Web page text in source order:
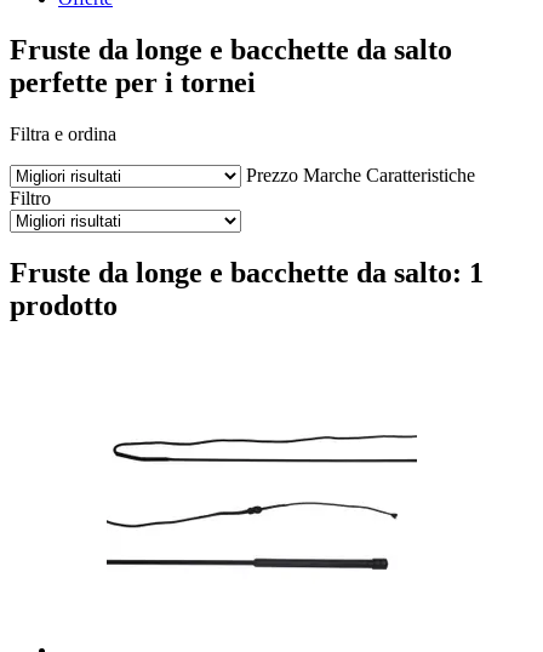
Fruste da longe e bacchette da salto
perfette per i tornei
Filtra e ordina
Prezzo Marche Caratteristiche
Filtro
Fruste da longe e bacchette da salto: 1
prodotto